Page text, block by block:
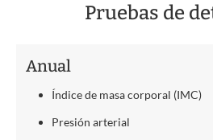
Pruebas de
Anual
Índice de masa corporal (IMC)
Presión arterial